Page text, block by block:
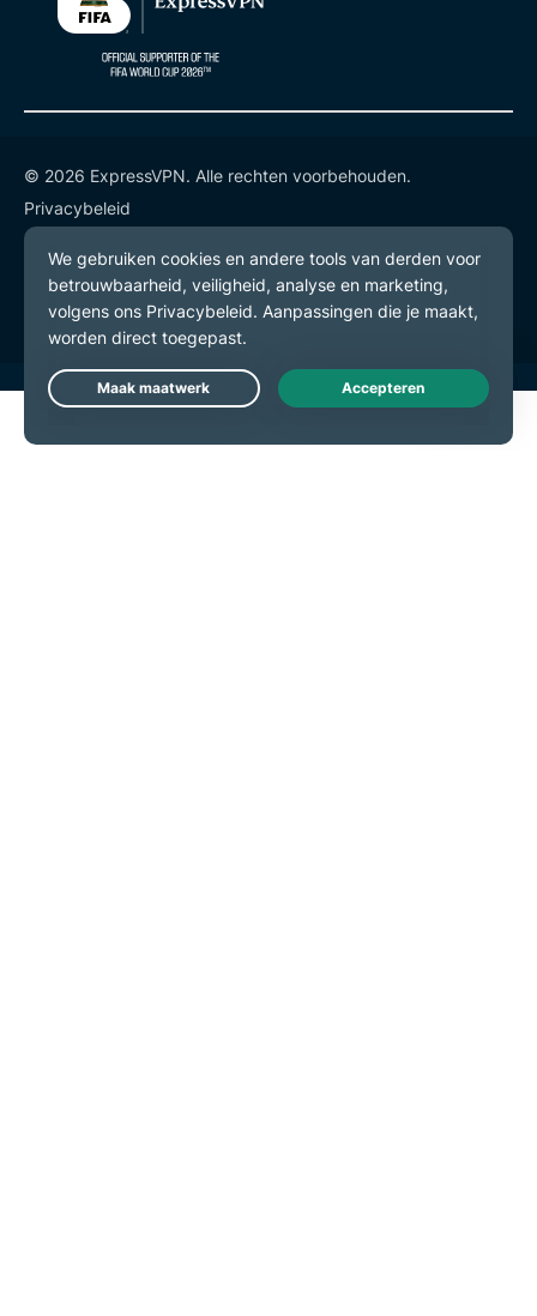
© 2026 ExpressVPN. Alle rechten voorbehouden.
Privacybeleid
Gebruiksvoorwaarden
Cookievoorkeuren
Live Chat